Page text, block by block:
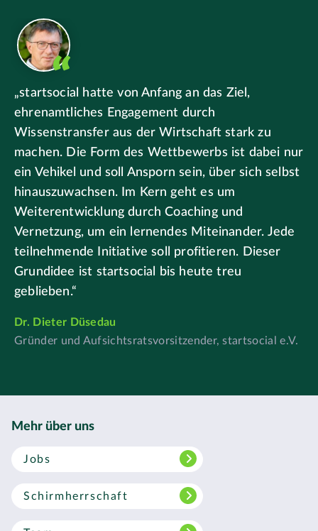
„startsocial hatte von Anfang an das Ziel,
ehrenamtliches Engagement durch
Wissenstransfer aus der Wirtschaft stark zu
machen. Die Form des Wettbewerbs ist dabei nur
ein Vehikel und soll Ansporn sein, über sich selbst
hinauszuwachsen. Im Kern geht es um
Weiterentwicklung durch Coaching und
Vernetzung, um ein lernendes Miteinander. Jede
teilnehmende Initiative soll profitieren. Dieser
Grundidee ist startsocial bis heute treu
geblieben.“
Dr. Dieter Düsedau
Gründer und Aufsichtsratsvorsitzender, startsocial e.V.
Mehr über uns
Jobs
Schirmherrschaft